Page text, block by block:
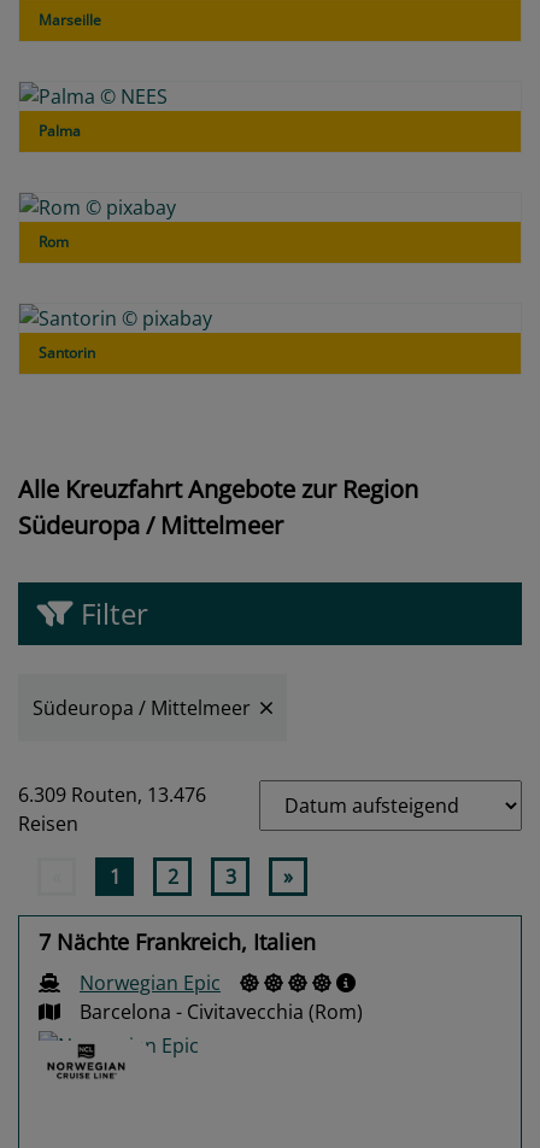
Marseille
Palma
Rom
Santorin
Alle Kreuzfahrt Angebote zur Region
Südeuropa / Mittelmeer
Filter
Südeuropa / Mittelmeer
6.309 Routen, 13.476
Reisen
1 2 3 »
7 Nächte Frankreich, Italien
Norwegian Epic
Barcelona - Civitavecchia (Rom)